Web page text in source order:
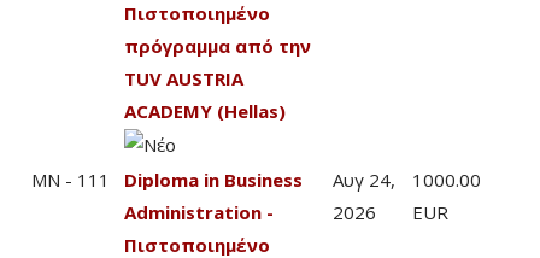
Πιστοποιημένο
πρόγραμμα από την
TUV AUSTRIA
ACADEMY (Hellas)
MN - 111
Diploma in Business
Administration -
Πιστοποιημένο
Αυγ 24,
2026
1000.00
EUR